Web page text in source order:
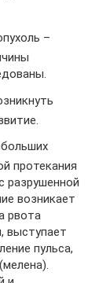
–
протекания
разрушенной
возникает
рвота
выступает
пульса,